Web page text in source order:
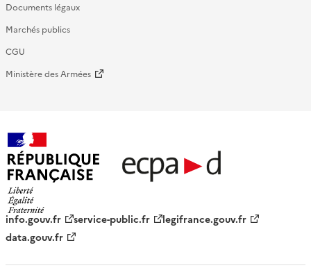
Documents légaux
Marchés publics
CGU
Ministère des Armées
française - ECPAD
info.gouv.fr service-public.fr
legifrance.gouv.fr
data.gouv.fr